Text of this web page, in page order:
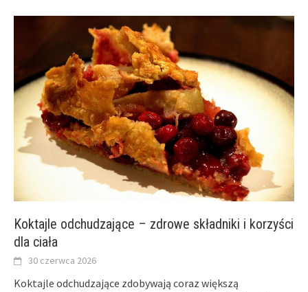
Koktajle odchudzające – zdrowe składniki i korzyści
dla ciała
30 czerwca 2026
Koktajle odchudzające zdobywają coraz większą